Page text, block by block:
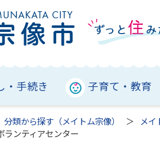
・手続き 子育て・教育
分類から探す（メイトム宗像） メイ
ランティアセンター